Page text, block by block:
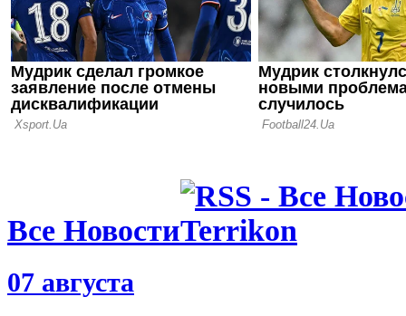
12.02.26 19:12
Тесты Ф-1
Норрис не
Леклера
Все Новости
07 августа